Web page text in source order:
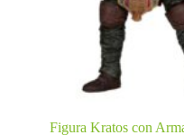
Figura Kratos con